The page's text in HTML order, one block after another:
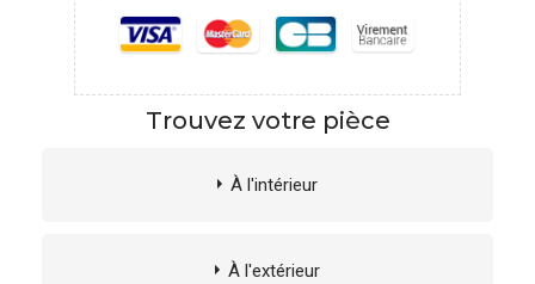
Trouvez votre pièce
À l'intérieur
À l'extérieur